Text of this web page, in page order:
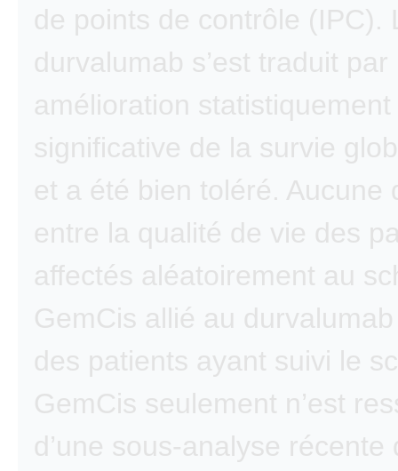
de points de contrôle (IPC).
durvalumab s’est traduit par
amélioration statistiquement
significative de la survie
et a été bien toléré. Aucune
entre la qualité de vie des
affectés aléatoirement au
GemCis allié au
des patients ayant suivi le
GemCis seulement n’est
d’une sous-analyse récente